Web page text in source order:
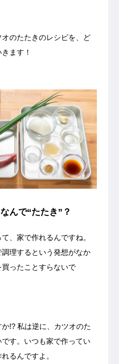
のたたきのレシピを、ど
ます！
んで“たたき”？
、家で作れるんですね。
理するという発想がなか
ったことすらないで
か!? 私は逆に、カツオのた
す。いつも家で作ってい
るんですよ。